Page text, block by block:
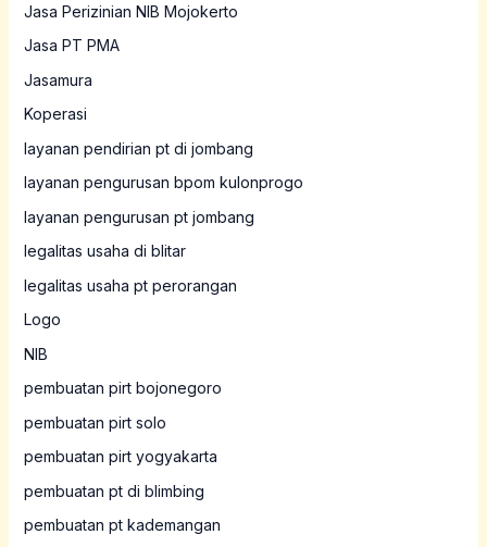
Jasa Perizinian NIB Mojokerto
Jasa PT PMA
Jasamura
Koperasi
layanan pendirian pt di jombang
layanan pengurusan bpom kulonprogo
layanan pengurusan pt jombang
legalitas usaha di blitar
legalitas usaha pt perorangan
Logo
NIB
pembuatan pirt bojonegoro
pembuatan pirt solo
pembuatan pirt yogyakarta
pembuatan pt di blimbing
pembuatan pt kademangan